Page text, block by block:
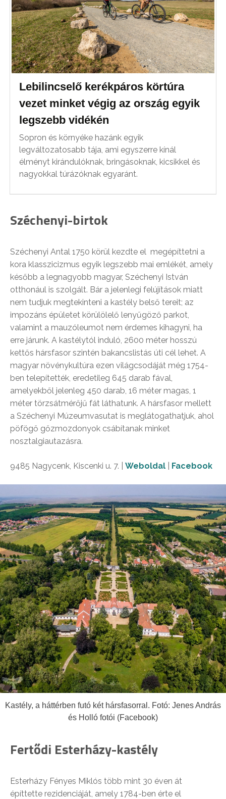
Lebilincselő kerékpáros körtúra
vezet minket végig az ország egyik
legszebb vidékén
Sopron és környéke hazánk egyik
legváltozatosabb tája, ami egyszerre kínál
élményt kirándulóknak, bringásoknak, kicsikkel és
nagyokkal túrázóknak egyaránt.
Széchenyi-birtok
Széchenyi Antal 1750 körül kezdte el megépíttetni a
kora klasszicizmus egyik legszebb mai emlékét, amely
később a legnagyobb magyar, Széchenyi István
otthonául is szolgált. Bár a jelenlegi felújítások miatt
nem tudjuk megtekinteni a kastély belső tereit; az
impozáns épületet körülölelő lenyűgöző parkot,
valamint a mauzóleumot nem érdemes kihagyni, ha
erre járunk. A kastélytól induló, 2600 méter hosszú
kettős hársfasor szintén bakancslistás úti cél lehet. A
magyar növénykultúra ezen világcsodáját még 1754-
ben telepítették, eredetileg 645 darab fával,
amelyekből jelenleg 450 darab, 16 méter magas, 1
méter törzsátmérőjű fát láthatunk. A hársfasor mellett
a Széchenyi Múzeumvasutat is meglátogathatjuk, ahol
pöfögő gőzmozdonyok csábítanak minket
nosztalgiautazásra.
9485 Nagycenk, Kiscenki u. 7. | Weboldal Facebook
Kastély, a háttérben futó két hársfasorral. Fotó: Jenes András
és Holló fotói (Facebook)
Fertődi Esterházy-kastély
Esterházy Fényes Miklós több mint 30 éven át
építtette rezidenciáját, amely 1784-ben érte el